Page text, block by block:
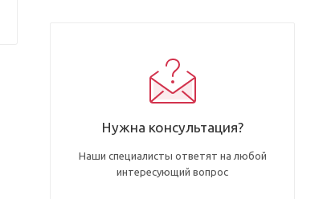
Нужна консультация?
Наши специалисты ответят на любой
интересующий вопрос